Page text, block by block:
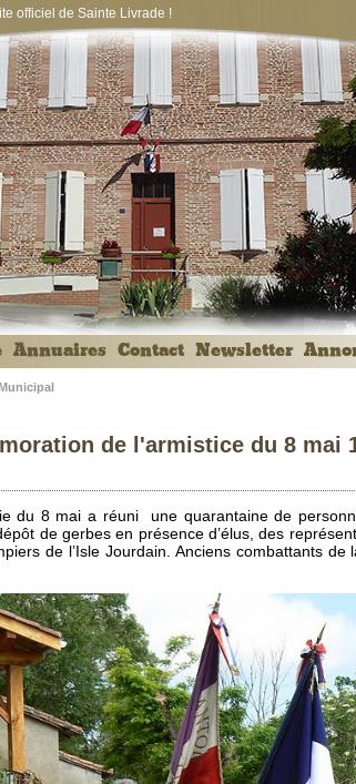
officiel de Sainte Livrade !
Annuaires Contact Newsletter
de l'armistice du 8 mai
du 8 mai a réuni une quarantaine de
de gerbes en présence d’élus, des
de l’Isle Jourdain. Anciens combattants